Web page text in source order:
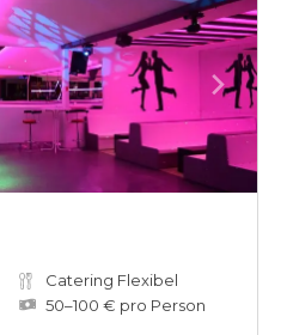
Catering Flexibel
50–100 € pro Person